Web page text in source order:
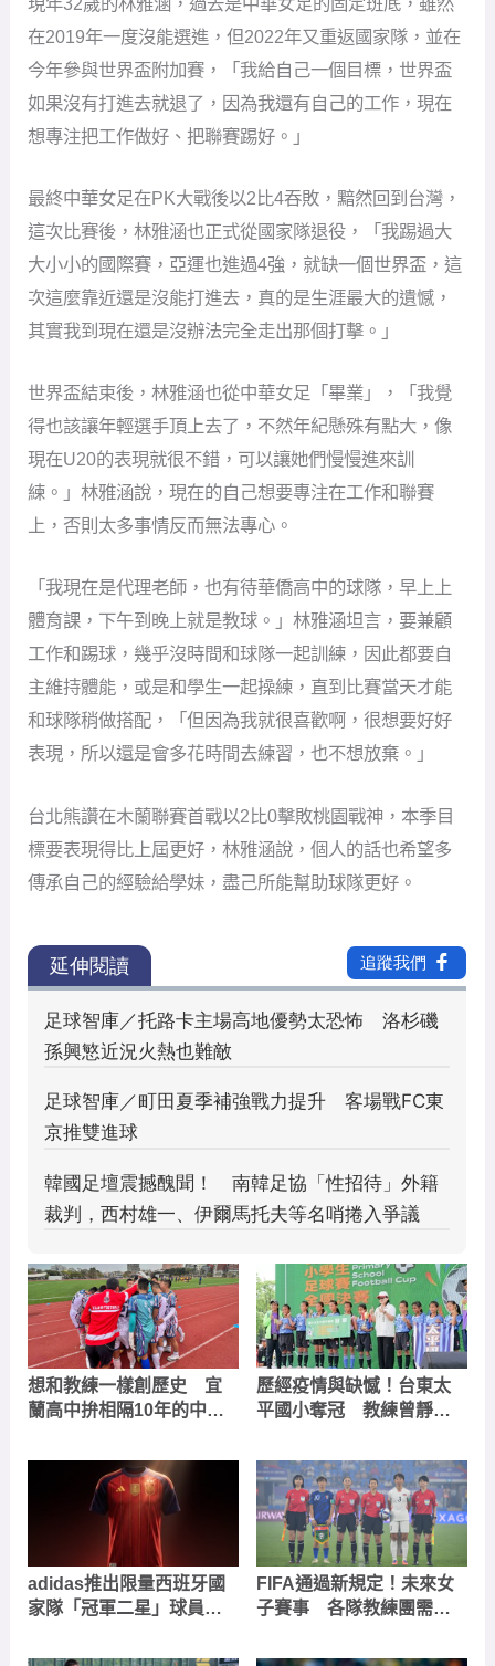
在2019年一度沒能選進，但2022年又重返國家隊，並在
今年參與世界盃附加賽，「我給自己一個目標，世界盃
如果沒有打進去就退了，因為我還有自己的工作，現在
想專注把工作做好、把聯賽踢好。」
最終中華女足在PK大戰後以2比4吞敗，黯然回到台灣，
這次比賽後，林雅涵也正式從國家隊退役，「我踢過大
大小小的國際賽，亞運也進過4強，就缺一個世界盃，這
次這麼靠近還是沒能打進去，真的是生涯最大的遺憾，
其實我到現在還是沒辦法完全走出那個打擊。」
世界盃結束後，林雅涵也從中華女足「畢業」，「我覺
得也該讓年輕選手頂上去了，不然年紀懸殊有點大，像
現在U20的表現就很不錯，可以讓她們慢慢進來訓
練。」林雅涵說，現在的自己想要專注在工作和聯賽
上，否則太多事情反而無法專心。
「我現在是代理老師，也有待華僑高中的球隊，早上上
體育課，下午到晚上就是教球。」林雅涵坦言，要兼顧
工作和踢球，幾乎沒時間和球隊一起訓練，因此都要自
主維持體能，或是和學生一起操練，直到比賽當天才能
和球隊稍做搭配，「但因為我就很喜歡啊，很想要好好
表現，所以還是會多花時間去練習，也不想放棄。」
台北熊讚在木蘭聯賽首戰以2比0擊敗桃園戰神，本季目
標要表現得比上屆更好，林雅涵說，個人的話也希望多
傳承自己的經驗給學妹，盡己所能幫助球隊更好。
想和教練一樣創歷史 宜
蘭高中拚相隔10年的中學
歷經疫情與缺憾！台東太
平國小奪冠 教練曾靜欣
的慶祝」
adidas推出限量西班牙國
家隊「冠軍二星」球員版
FIFA通過新規定！未來女
子賽事 各隊教練團需至